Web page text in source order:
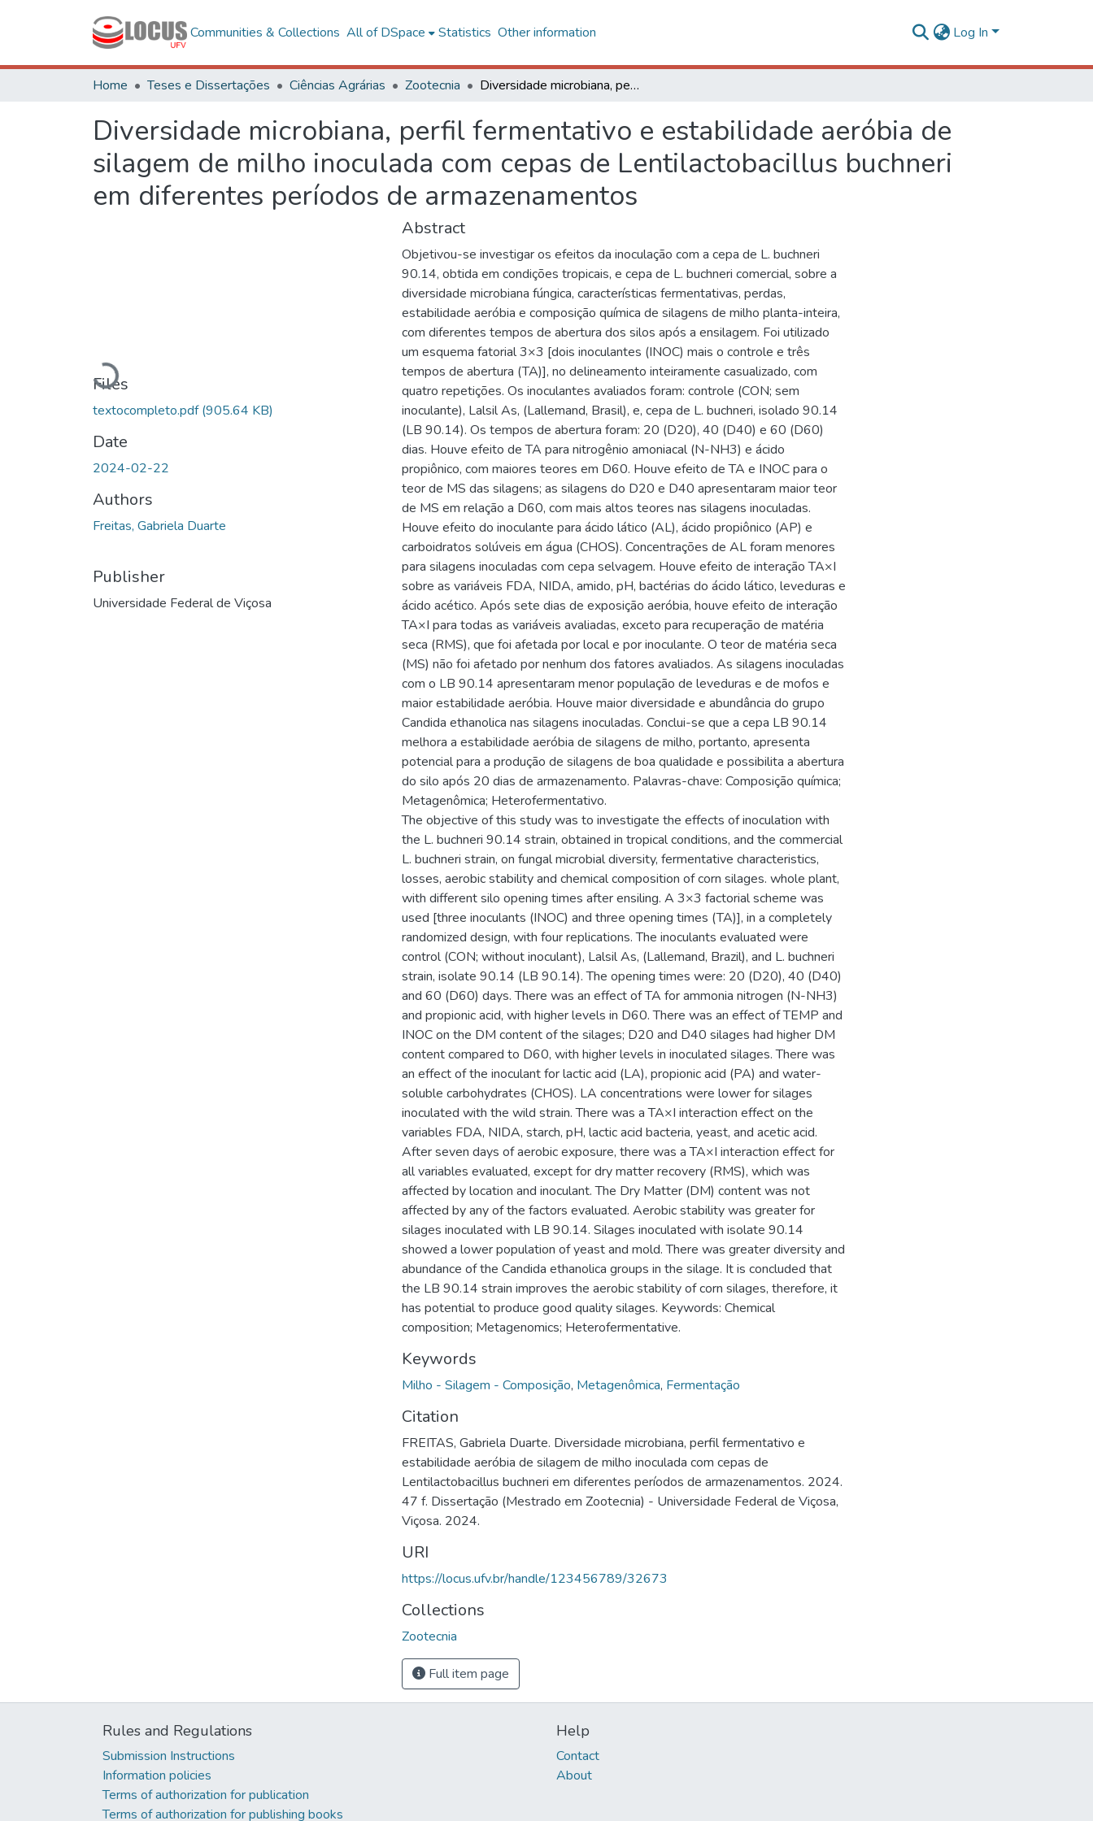
Communities & Collections All of DSpace Statistics Other information Log In
Home Teses e Dissertações Ciências Agrárias Zootecnia Diversidade microbiana, perfil fermentativo e estabilidade aeróbia de silagem de milho inoculada com cepas de Lentilactobacillus buchneri em diferentes períodos de armazenamentos
Diversidade microbiana, perfil fermentativo e estabilidade aeróbia de
silagem de milho inoculada com cepas de Lentilactobacillus buchneri
em diferentes períodos de armazenamentos
Loading...
Files
textocompleto.pdf(905.64 KB)
Date
2024-02-22
Authors
Freitas, Gabriela Duarte
Publisher
Universidade Federal de Viçosa
Abstract
Objetivou-se investigar os efeitos da inoculação com a cepa de L. buchneri
90.14, obtida em condições tropicais, e cepa de L. buchneri comercial, sobre a
diversidade microbiana fúngica, características fermentativas, perdas,
estabilidade aeróbia e composição química de silagens de milho planta-inteira,
com diferentes tempos de abertura dos silos após a ensilagem. Foi utilizado
um esquema fatorial 3×3 [dois inoculantes (INOC) mais o controle e três
tempos de abertura (TA)], no delineamento inteiramente casualizado, com
quatro repetições. Os inoculantes avaliados foram: controle (CON; sem
inoculante), Lalsil As, (Lallemand, Brasil), e, cepa de L. buchneri, isolado 90.14
(LB 90.14). Os tempos de abertura foram: 20 (D20), 40 (D40) e 60 (D60)
dias. Houve efeito de TA para nitrogênio amoniacal (N-NH3) e ácido
propiônico, com maiores teores em D60. Houve efeito de TA e INOC para o
teor de MS das silagens; as silagens do D20 e D40 apresentaram maior teor
de MS em relação a D60, com mais altos teores nas silagens inoculadas.
Houve efeito do inoculante para ácido lático (AL), ácido propiônico (AP) e
carboidratos solúveis em água (CHOS). Concentrações de AL foram menores
para silagens inoculadas com cepa selvagem. Houve efeito de interação TA×I
sobre as variáveis FDA, NIDA, amido, pH, bactérias do ácido lático, leveduras e
ácido acético. Após sete dias de exposição aeróbia, houve efeito de interação
TA×I para todas as variáveis avaliadas, exceto para recuperação de matéria
seca (RMS), que foi afetada por local e por inoculante. O teor de matéria seca
(MS) não foi afetado por nenhum dos fatores avaliados. As silagens inoculadas
com o LB 90.14 apresentaram menor população de leveduras e de mofos e
maior estabilidade aeróbia. Houve maior diversidade e abundância do grupo
Candida ethanolica nas silagens inoculadas. Conclui-se que a cepa LB 90.14
melhora a estabilidade aeróbia de silagens de milho, portanto, apresenta
potencial para a produção de silagens de boa qualidade e possibilita a abertura
do silo após 20 dias de armazenamento. Palavras-chave: Composição química;
Metagenômica; Heterofermentativo.
The objective of this study was to investigate the effects of inoculation with
the L. buchneri 90.14 strain, obtained in tropical conditions, and the commercial
L. buchneri strain, on fungal microbial diversity, fermentative characteristics,
losses, aerobic stability and chemical composition of corn silages. whole plant,
with different silo opening times after ensiling. A 3×3 factorial scheme was
used [three inoculants (INOC) and three opening times (TA)], in a completely
randomized design, with four replications. The inoculants evaluated were
control (CON; without inoculant), Lalsil As, (Lallemand, Brazil), and L. buchneri
strain, isolate 90.14 (LB 90.14). The opening times were: 20 (D20), 40 (D40)
and 60 (D60) days. There was an effect of TA for ammonia nitrogen (N-NH3)
and propionic acid, with higher levels in D60. There was an effect of TEMP and
INOC on the DM content of the silages; D20 and D40 silages had higher DM
content compared to D60, with higher levels in inoculated silages. There was
an effect of the inoculant for lactic acid (LA), propionic acid (PA) and water-
soluble carbohydrates (CHOS). LA concentrations were lower for silages
inoculated with the wild strain. There was a TA×I interaction effect on the
variables FDA, NIDA, starch, pH, lactic acid bacteria, yeast, and acetic acid.
After seven days of aerobic exposure, there was a TA×I interaction effect for
all variables evaluated, except for dry matter recovery (RMS), which was
affected by location and inoculant. The Dry Matter (DM) content was not
affected by any of the factors evaluated. Aerobic stability was greater for
silages inoculated with LB 90.14. Silages inoculated with isolate 90.14
showed a lower population of yeast and mold. There was greater diversity and
abundance of the Candida ethanolica groups in the silage. It is concluded that
the LB 90.14 strain improves the aerobic stability of corn silages, therefore, it
has potential to produce good quality silages. Keywords: Chemical
composition; Metagenomics; Heterofermentative.
Keywords
Milho - Silagem - Composição, Metagenômica, Fermentação
Citation
FREITAS, Gabriela Duarte. Diversidade microbiana, perfil fermentativo e
estabilidade aeróbia de silagem de milho inoculada com cepas de
Lentilactobacillus buchneri em diferentes períodos de armazenamentos. 2024.
47 f. Dissertação (Mestrado em Zootecnia) - Universidade Federal de Viçosa,
Viçosa. 2024.
URI
https://locus.ufv.br/handle/123456789/32673
Collections
Zootecnia
Full item page
Rules and Regulations
Submission Instructions
Information policies
Terms of authorization for publication
Terms of authorization for publishing books
Help
Contact
About